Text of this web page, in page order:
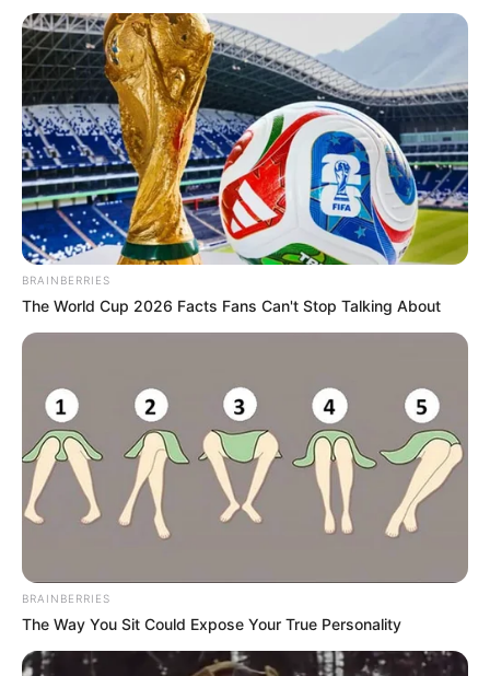
Agentes Comunitários de Saúde e Agentes de Combate às
Endemias têm o direito ao Adicional de Insalubridade garantido na
Lei. —Foto/Reprodução.
Lei Federal13.342: Garante o adicional de insalubridade aos
Agentes de Saúde (ACS/ACE)
Publicado noJASB. Atualizadoem 05.maio.2025.
Grupos no WhatsApp |A Lei Federal 13.342, garante o Adicional de
Combate às Endemias.
BRAINBERRIES
The World Cup 2026 Facts Fans Can't Stop Talking About
BRAINBERRIES
The Way You Sit Could Expose Your True Personality